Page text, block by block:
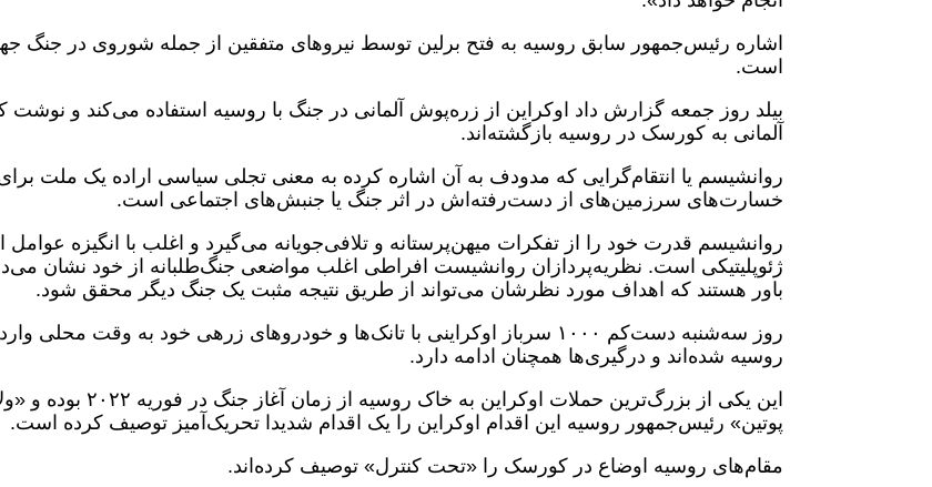
اشاره رئیس‌جمهور سابق روسیه به فتح برلین توسط نیروهای متفقین از جمله شوروی در جنگ
است.
بیلد روز جمعه گزارش داد اوکراین از زره‌پوش آلمانی در جنگ با روسیه استفاده می‌کند و نوشت
آلمانی به کورسک در روسیه بازگشته‌اند.
روانشیسم یا انتقام‌گرایی که مدودف به آن اشاره کرده به معنی تجلی سیاسی اراده یک ملت
خسارت‌های سرزمین‌های از دست‌رفته‌اش در اثر جنگ یا جنبش‌های اجتماعی است.
روانشیسم قدرت خود را از تفکرات میهن‌پرستانه و تلافی‌جویانه می‌گیرد و اغلب با انگیزه عوامل
ژئوپلیتیکی است. نظریه‌پردازان روانشیست افراطی اغلب مواضعی جنگ‌طلبانه از خود نشان
باور هستند که اهداف مورد نظرشان می‌تواند از طریق نتیجه مثبت یک جنگ دیگر محقق شود.
روز سه‌شنبه دست‌کم ۱۰۰۰ سرباز اوکراینی با تانک‌ها و خودروهای زرهی خود به وقت محلی
روسیه شده‌اند و درگیری‌ها همچنان ادامه دارد.
این یکی از بزرگ‌ترین حملات اوکراین به خاک روسیه از زمان
پوتین» رئیس‌جمهور روسیه این اقدام اوکراین را یک اقدام شدیدا تحریک‌آمیز توصیف کرده است.
مقام‌های روسیه اوضاع در کورسک را «تحت کنترل» توصیف کرده‌اند.